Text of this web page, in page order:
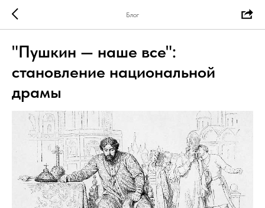
Блог
"Пушкин — наше все":
становление национальной
драмы